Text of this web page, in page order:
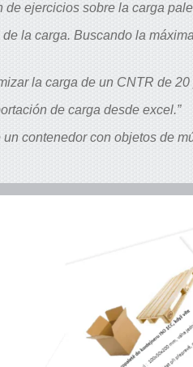
de ejercicios sobre la carga
de la carga. Buscando la
la carga de un CNTR de
de carga desde excel.”
un contenedor con objetos de